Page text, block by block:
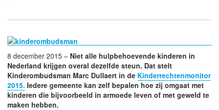
8 december 2015 – Niet alle hulpbehoevende kinderen in
Nederland krijgen overal dezelfde steun. Dat stelt
Kinderombudsman Marc Dullaert in de Kinderrechtenmonitor
2015. Iedere gemeente kan zelf bepalen hoe zij omgaat met
kinderen die bijvoorbeeld in armoede leven of met geweld te
maken hebben.